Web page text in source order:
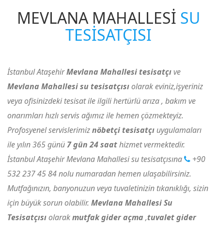
MEVLANA MAHALLESI SU
TESISATÇISI
İstanbul AtaşehirMevlana Mahallesi tesisatçıve
Mevlana Mahallesi su tesisatçısıolarak eviniz,işyeriniz
veya ofisinizdeki tesisat ile ilgili hertürlü arıza , bakım ve
onarımları hızlı servis ağımız ile hemen çözmekteyiz.
Profosyenel servislerimiznöbetçi tesisatçı uygulamaları
ile yılın 365 günü 7 gün 24 saathizmet vermektedir.
İstanbul Ataşehir Mevlana Mahallesi su tesisatçısına
+90
532 237 45 84nolu numaradan hemen ulaşabilirsiniz.
Mutfağınızın, banyonuzun veya tuvaletinizin tıkanıklığı, sizin
için büyük sorun olabilir. Mevlana Mahallesi Su
Tesisatçısıolarakmutfak gider açma ,tuvalet gider